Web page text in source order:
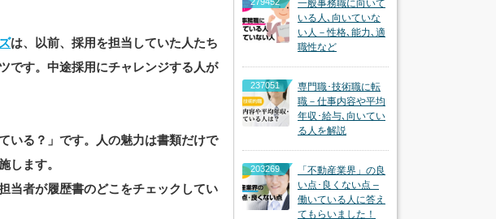
は、以前、採用を担当していた人たち
です。中途採用にチャレンジする人が
いる？」です。人の魅力は書類だけで
します。
当者が履歴書のどこをチェックしてい
一般事務職に向いて
いる人､向いていな
い人－性格､能力､適
職性など
237051
専門職･技術職に転
職－仕事内容や平均
年収･給与､向いてい
る人を解説
203269
「不動産業界」の良
い点･良くない点 –
働いている人に答え
てもらいました！